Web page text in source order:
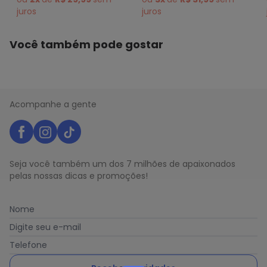
juros
juros
Você também pode gostar
Acompanhe a gente
Seja você também um dos 7 milhões de apaixonados
pelas nossas dicas e promoções!
Nome
Digite seu e-mail
Telefone